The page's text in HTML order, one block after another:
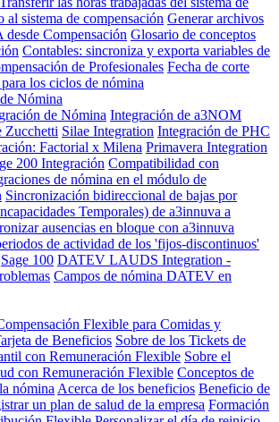
al sistema de compensación Generar archivos
desde Compensación Glosario de conceptos
Contables: sincroniza y exporta variables de
de Profesionales Fecha de corte
los ciclos de nómina
Nómina
de Nómina Integración de a3NOM
Zucchetti Silae Integration Integración de PHC
Factorial x Milena Primavera Integration
200 Integración Compatibilidad con
de nómina en el módulo de
Sincronización bidireccional de bajas por
Temporales) de a3innuva a
ausencias en bloque con a3innuva
de actividad de los 'fijos-discontinuos'
Sage 100 DATEV LAUDS Integration -
Campos de nómina DATEV en
Flexible para Comidas y
de Beneficios Sobre de los Tickets de
con Remuneración Flexible Sobre el
con Remuneración Flexible Conceptos de
nómina Acerca de los beneficios Beneficio de
un plan de salud de la empresa Formación